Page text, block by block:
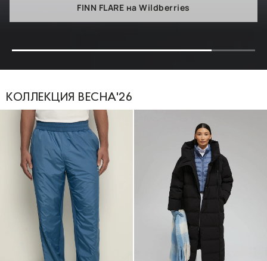
FINN FLARE на Wildberries
КОЛЛЕКЦИЯ ВЕСНА'26